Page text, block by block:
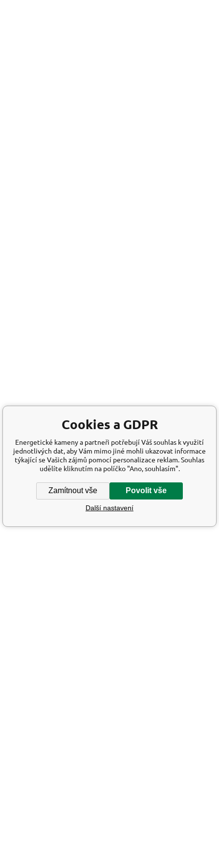
Cookies a GDPR
Energetické kameny a partneři potřebují Váš souhlas k využití
jednotlivých dat, aby Vám mimo jiné mohli ukazovat informace
týkající se Vašich zájmů pomocí personalizace reklam. Souhlas
udělíte kliknutím na políčko "Ano, souhlasím".
Zamítnout vše Povolit vše
Další nastavení